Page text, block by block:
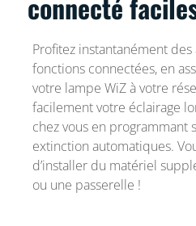
Profitez instantanément des
fonctions connectées, en
votre lampe WiZ à votre
facilement votre éclairage
chez vous en programmant
extinction automatiques.
d’installer du matériel
ou une passerelle !